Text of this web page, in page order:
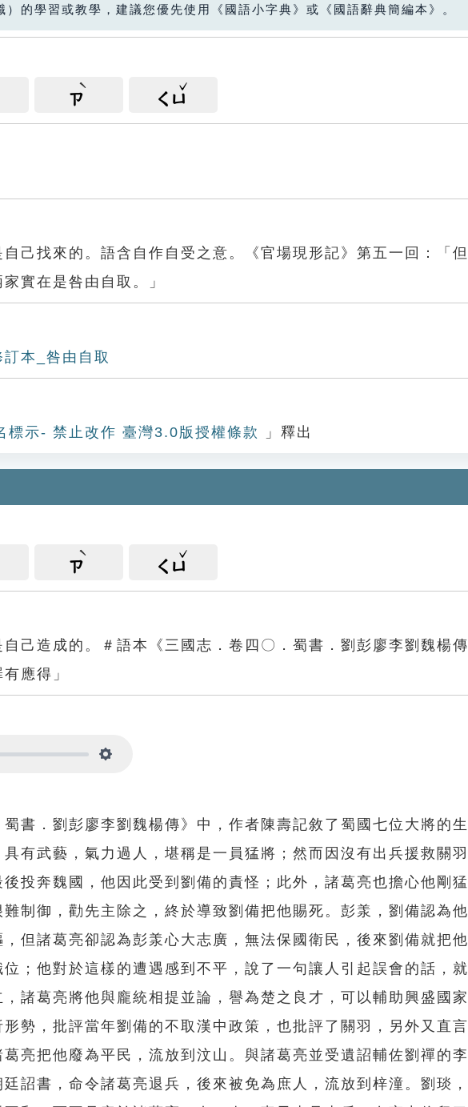
）的學習或教學，建議您優先使用《國語小字典》或《國語辭典簡編本》。
ㄗ ㄑㄩ
己找來的。語含自作自受之意。《官場現形記》第五一回：「
實在是咎由自取。」
本_咎由自取
標示- 禁止改作 臺灣3.0版授權條款 」釋出
ㄗ ㄑㄩ
己造成的。＃語本《三國志．卷四〇．蜀書．劉彭廖李劉魏楊
應得」
書．劉彭廖李劉魏楊傳》中，作者陳壽記敘了蜀國七位大將的
有武藝，氣力過人，堪稱是一員猛將；然而因沒有出兵援救關
投奔魏國，他因此受到劉備的責怪；此外，諸葛亮也擔心他剛
制御，勸先主除之，終於導致劉備把他賜死。彭羕，劉備認為
但諸葛亮卻認為彭羕心大志廣，無法保國衛民，後來劉備就把
；他對於這樣的遭遇感到不平，說了一句讓人引起誤會的話，
諸葛亮將他與龐統相提並論，譽為楚之良才，可以輔助興盛國
勢，批評當年劉備的不取漢中政策，也批評了關羽，另外又直
亮把他廢為平民，流放到汶山。與諸葛亮並受遺詔輔佐劉禪的
詔書，命令諸葛亮退兵，後來被免為庶人，流放到梓潼。劉琰